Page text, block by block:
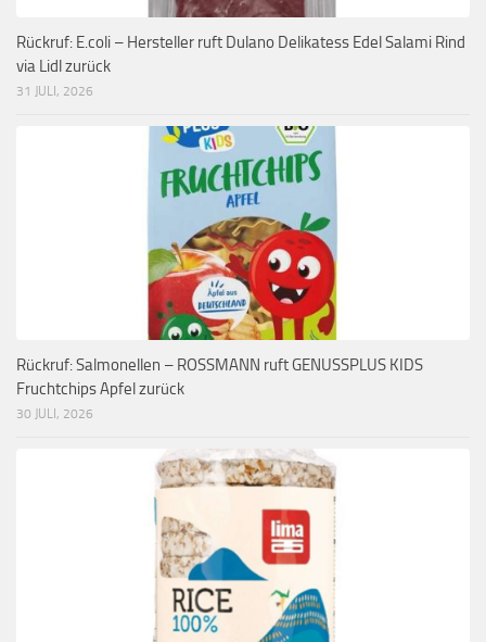
Rückruf: E.coli – Hersteller ruft Dulano Delikatess Edel Salami Rind
via Lidl zurück
31 JULI, 2026
Rückruf: Salmonellen – ROSSMANN ruft GENUSSPLUS KIDS
Fruchtchips Apfel zurück
30 JULI, 2026